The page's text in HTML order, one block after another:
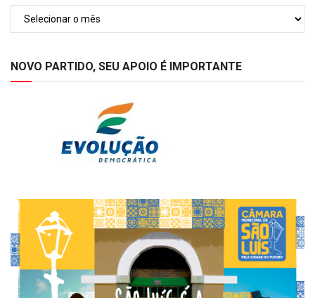
NOVO PARTIDO, SEU APOIO É IMPORTANTE